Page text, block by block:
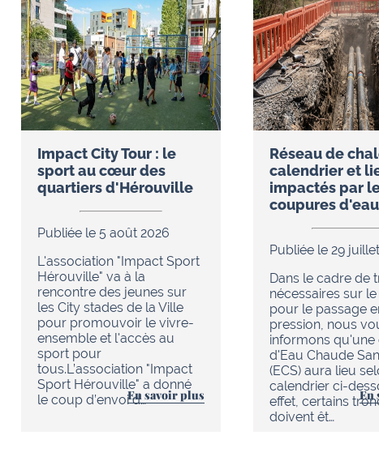
Impact City Tour : le
sport au cœur des
quartiers d'Hérouville
Publiée le 5 août 2026
L'association "Impact Sport
Hérouville" va à la
rencontre des jeunes sur
les City stades de la Ville
pour promouvoir le vivre-
ensemble et l'accès au
sport pour
tous.L’association "Impact
Sport Hérouville" a donné
le coup d’envoi d…En savoir plus
Réseau de
calendrier et
impactés par
coupures
Publiée le 29
Dans le cadre de
nécessaires sur
pour le passage
pression, nous
informons
d'Eau Chaude
(ECS) aura lieu
calendrier ci-
effet, certains
doivent êt…
En